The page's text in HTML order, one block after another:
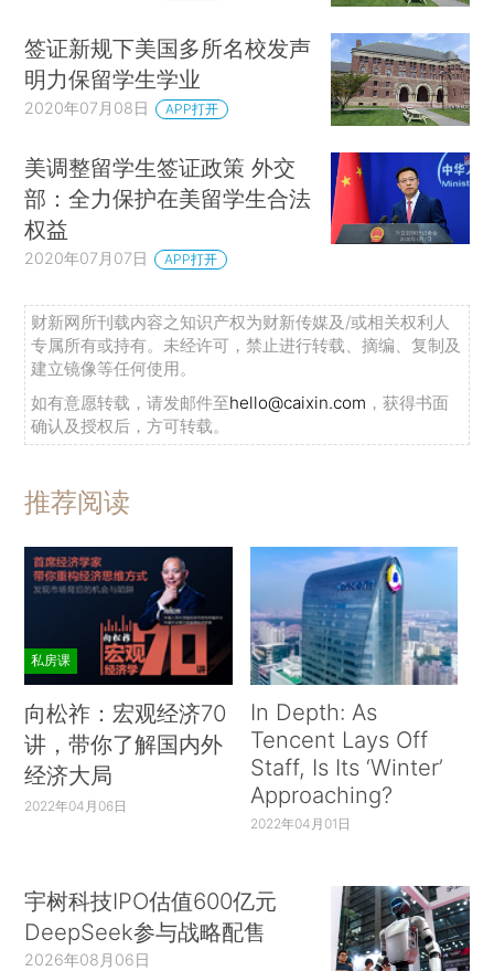
签证新规下美国多所名校发声
明力保留学生学业
2020年07月08日 APP打开
美调整留学生签证政策 外交
部：全力保护在美留学生合法
权益
2020年07月07日 APP打开
财新网所刊载内容之知识产权为财新传媒及/或相关权利人
专属所有或持有。未经许可，禁止进行转载、摘编、复制及
建立镜像等任何使用。
如有意愿转载，请发邮件至hello@caixin.com ，获得书面
确认及授权后，方可转载。
推荐阅读
私房课
向松祚：宏观经济70
讲，带你了解国内外
经济大局
2022年04月06日
In Depth: As
Tencent Lays Off
Staff, Is Its ‘Winter’
Approaching?
2022年04月01日
宇树科技IPO估值600亿元
DeepSeek参与战略配售
2026年08月06日